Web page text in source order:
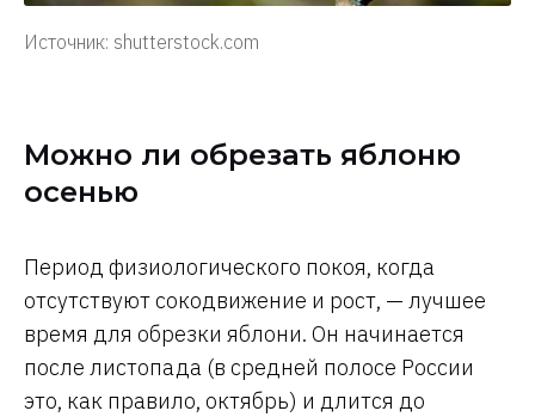
Источник: shutterstock.com
Можно ли обрезать яблоню
осенью
Период физиологического покоя, когда
отсутствуют сокодвижение и рост, — лучшее
время для обрезки яблони. Он начинается
после листопада (в средней полосе России
это, как правило, октябрь) и длится до